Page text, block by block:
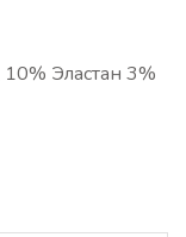
Эластан 3%